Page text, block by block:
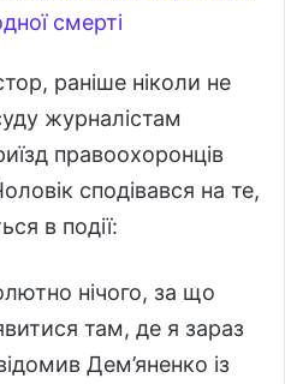
смерті
раніше ніколи не
журналістам
правоохоронців
сподівався на те,
в події:
нічого, за що
там, де я зараз
Дем’яненко із